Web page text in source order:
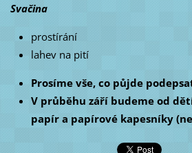
Svačina
prostírání
lahev na pití
Prosíme vše, co půjde
V průběhu září budeme od
papír a papírové kapesníky